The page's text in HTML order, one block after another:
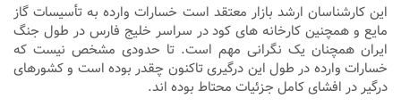
این کارشناسان ارشد بازار معتقد است خسارات وارده به تأسیسات گاز
مایع و همچنین کارخانه ‌های کود در سراسر خلیج فارس در طول جنگ
ایران همچنان یک نگرانی مهم است. تا حدودی مشخص نیست که
خسارات وارده در طول این درگیری تاکنون چقدر بوده است و کشورهای
درگیر در افشای کامل جزئیات محتاط بوده‌ اند.